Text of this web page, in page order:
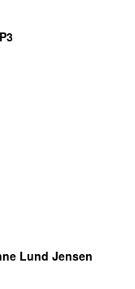
Lund Jensen